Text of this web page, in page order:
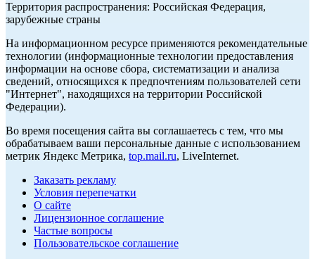
Территория распространения: Российская Федерация,
зарубежные страны
На информационном ресурсе применяются рекомендательные
технологии (информационные технологии предоставления
информации на основе сбора, систематизации и анализа
сведений, относящихся к предпочтениям пользователей сети
"Интернет", находящихся на территории Российской
Федерации).
Во время посещения сайта вы соглашаетесь с тем, что мы
обрабатываем ваши персональные данные с использованием
метрик Яндекс Метрика, top.mail.ru, LiveInternet.
Заказать рекламу
Условия перепечатки
О сайте
Лицензионное соглашение
Частые вопросы
Пользовательское соглашение